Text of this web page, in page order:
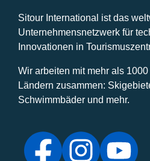
Sitour International ist das
Unternehmensnetzwerk für
Innovationen in
Wir arbeiten mit mehr als
Ländern zusammen:
Schwimmbäder und mehr.